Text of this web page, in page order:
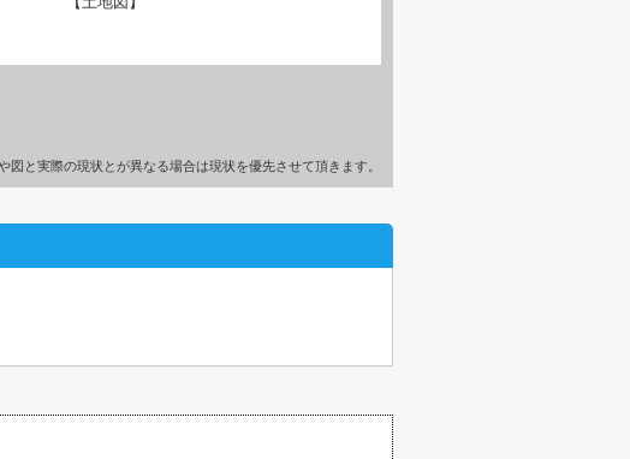
図と実際の現状とが異なる場合は現状を優先させて頂きます。